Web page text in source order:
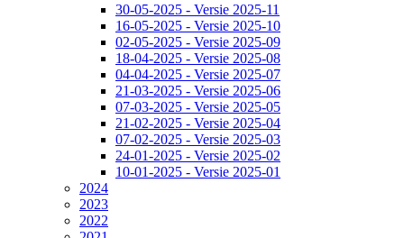
30-05-2025 - Versie 2025-11
16-05-2025 - Versie 2025-10
02-05-2025 - Versie 2025-09
18-04-2025 - Versie 2025-08
04-04-2025 - Versie 2025-07
21-03-2025 - Versie 2025-06
07-03-2025 - Versie 2025-05
21-02-2025 - Versie 2025-04
07-02-2025 - Versie 2025-03
24-01-2025 - Versie 2025-02
10-01-2025 - Versie 2025-01
2024
2023
2022